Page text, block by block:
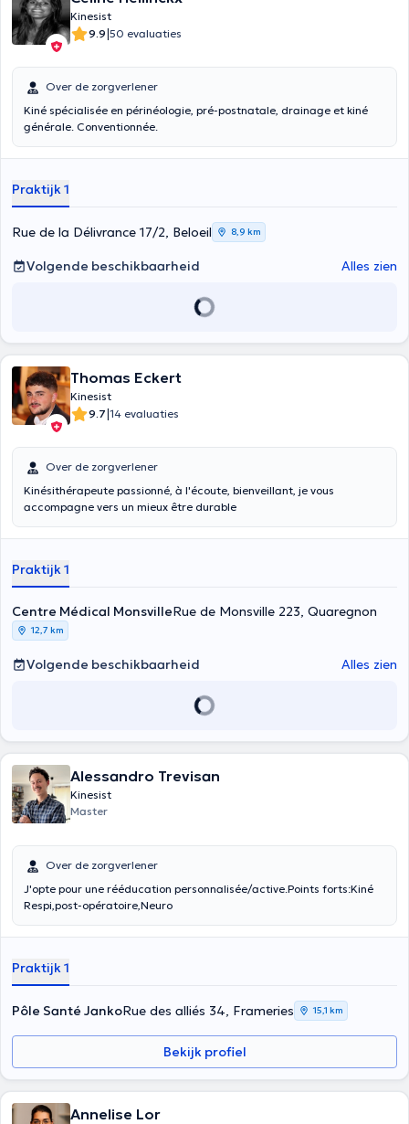
Kinesist
9.9|50 evaluaties
Over de zorgverlener
Kiné spécialisée en périnéologie, pré-postnatale, drainage et kiné
générale. Conventionnée.
Praktijk 1
Rue de la Délivrance 17/2, Beloeil 8,9 km
Volgende beschikbaarheid Alles zien
Thomas Eckert
Kinesist
9.7|14 evaluaties
Over de zorgverlener
Kinésithérapeute passionné, à l'écoute, bienveillant, je vous
accompagne vers un mieux être durable
Praktijk 1
Centre Médical MonsvilleRue de Monsville 223, Quaregnon
12,7 km
Volgende beschikbaarheid Alles zien
Alessandro Trevisan
Kinesist
Master
Over de zorgverlener
J'opte pour une rééducation personnalisée/active.Points forts:Kiné
Respi,post-opératoire,Neuro
Praktijk 1
Pôle Santé JankoRue des alliés 34, Frameries 15,1 km
Bekijk profiel
Annelise Lor